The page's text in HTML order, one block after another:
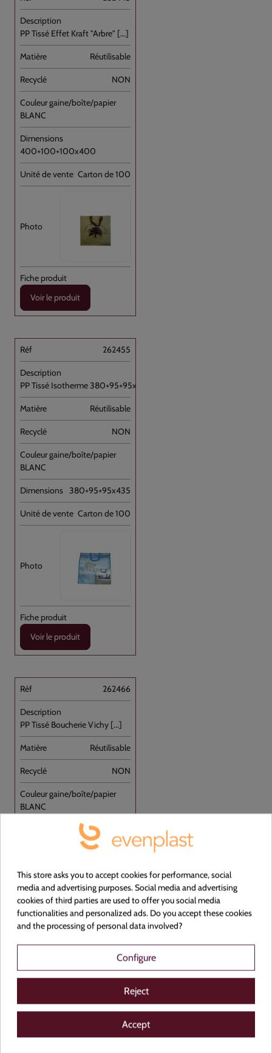
PP Tissé Effet Kraft "Arbre" [...]
Réutilisable
NON
BLANC
400+100+100x400
Carton de 100
Voir le produit
262455
PP Tissé Isotherme 380+95+95x435 //100
Réutilisable
NON
BLANC
380+95+95x435
Carton de 100
Voir le produit
262466
PP Tissé Boucherie Vichy [...]
Réutilisable
NON
BLANC
400+100+100x350
262465
This store asks you to accept cookies for performance, social
media and advertising purposes. Social media and advertising
cookies of third parties are used to offer you social media
functionalities and personalized ads. Do you accept these cookies
and the processing of personal data involved?
Configure
Reject
Accept